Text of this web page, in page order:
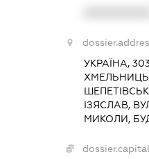
УКРАЇНА,
ІЗЯСЛАВ,
МИКОЛИ,